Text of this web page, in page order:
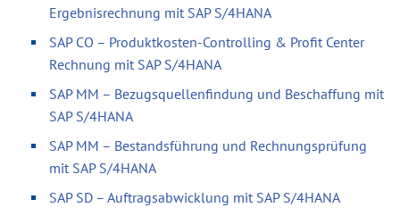
Ergebnisrechnung mit SAP S/4HANA
SAP CO – Produktkosten-Controlling & Profit Center
Rechnung mit SAP S/4HANA
SAP MM – Bezugsquellenfindung und Beschaffung mit
SAP S/4HANA
SAP MM – Bestandsführung und Rechnungsprüfung
mit SAP S/4HANA
SAP SD – Auftragsabwicklung mit SAP S/4HANA